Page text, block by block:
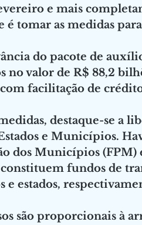
e mais
tomar as medidas
do pacote de
valor de R$ 88,2
facilitação de
destaque-se a
e Municípios.
dos Municípios (FPM)
constituem fundos de
estados,
são proporcionais à